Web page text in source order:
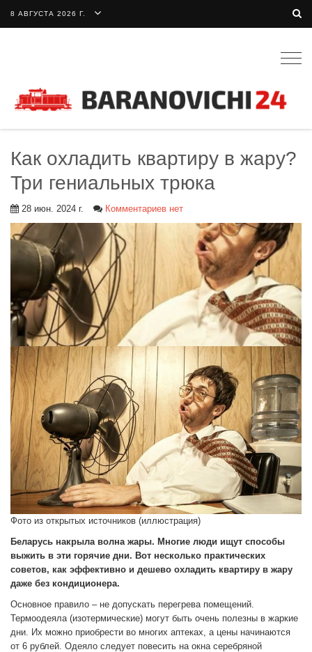
8 АВГУСТА 2026 Г.
Как охладить квартиру в жару?
Три гениальных трюка
28 июн. 2024 г. Комментариев нет
Фото из открытых источников (иллюстрация)
Беларусь накрыла волна жары. Многие люди ищут способы
выжить в эти горячие дни. Вот несколько практических
советов, как эффективно и дешево охладить квартиру в жару
даже без кондиционера.
Основное правило – не допускать перегрева помещений.
Термоодеяла (изотермические) могут быть очень полезны в жаркие
дни. Их можно приобрести во многих аптеках, а цены начинаются
от 6 рублей. Одеяло следует повесить на окна серебряной